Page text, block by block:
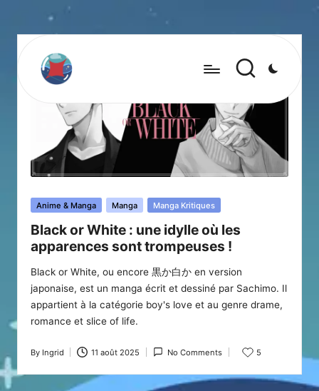
Posted
Anime & Manga Manga Manga Kritiques
Black or White : une idylle où les
apparences sont trompeuses !
Black or White, ou encore 黒か白か en version
japonaise, est un manga écrit et dessiné par Sachimo. Il
appartient à la catégorie boy's love et au genre drame,
romance et slice of life.
Posted
by
By Ingrid 11 août 2025 No Comments 5